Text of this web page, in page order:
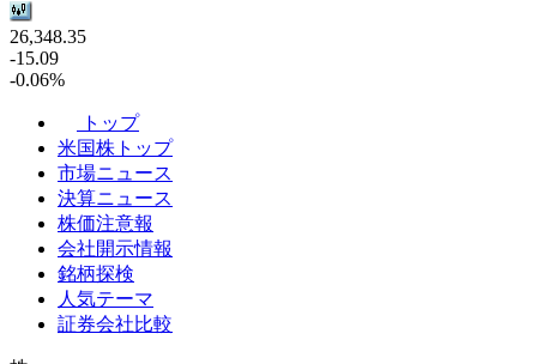
26,348.35
-15.09
-0.06%
トップ
米国株トップ
市場ニュース
決算ニュース
株価注意報
会社開示情報
銘柄探検
人気テーマ
証券会社比較